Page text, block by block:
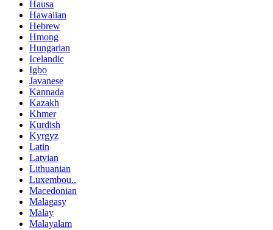
Hausa
Hawaiian
Hebrew
Hmong
Hungarian
Icelandic
Igbo
Javanese
Kannada
Kazakh
Khmer
Kurdish
Kyrgyz
Latin
Latvian
Lithuanian
Luxembou..
Macedonian
Malagasy
Malay
Malayalam